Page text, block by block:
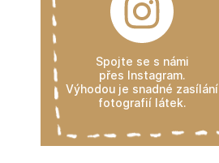
Spojte se s námi
přes Instagram.
Výhodou je snadné zasílání
fotografií látek.